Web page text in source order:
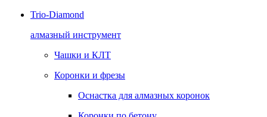
Trio-Diamond
алмазный инструмент
Чашки и КЛТ
Коронки и фрезы
Оснастка для алмазных коронок